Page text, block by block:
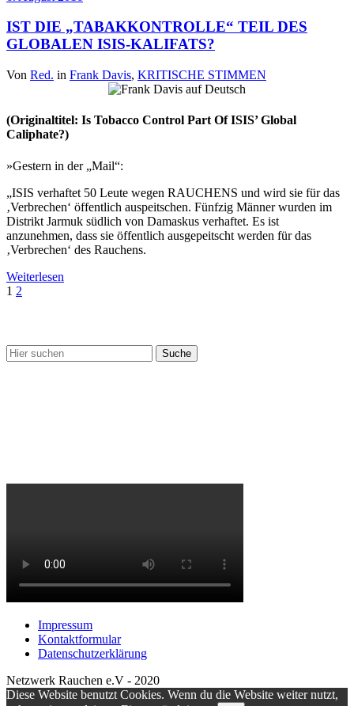
IST DIE „TABAKKONTROLLE“ TEIL DES
GLOBALEN ISIS-KALIFATS?
Von Red. in Frank Davis, KRITISCHE STIMMEN
(Originaltitel: Is Tobacco Control Part Of ISIS’ Global
Caliphate?)
»Gestern in der „Mail“:
„ISIS verhaftet 50 Leute wegen RAUCHENS und wird sie für das
‚Verbrechen‘ öffentlich auspeitschen. Fünfzig Männer wurden im
Distrikt Jarmuk südlich von Damaskus verhaftet. Es ist
anzunehmen, dass sie öffentlich ausgepeitscht werden für das
‚Verbrechen‘ des Rauchens.
Weiterlesen
Seitennummerierung
1 2
Impressum
Kontaktformular
Datenschutzerklärung
Netzwerk Rauchen e.V - 2020
Diese Website benutzt Cookies. Wenn du die Website weiter nutzt,